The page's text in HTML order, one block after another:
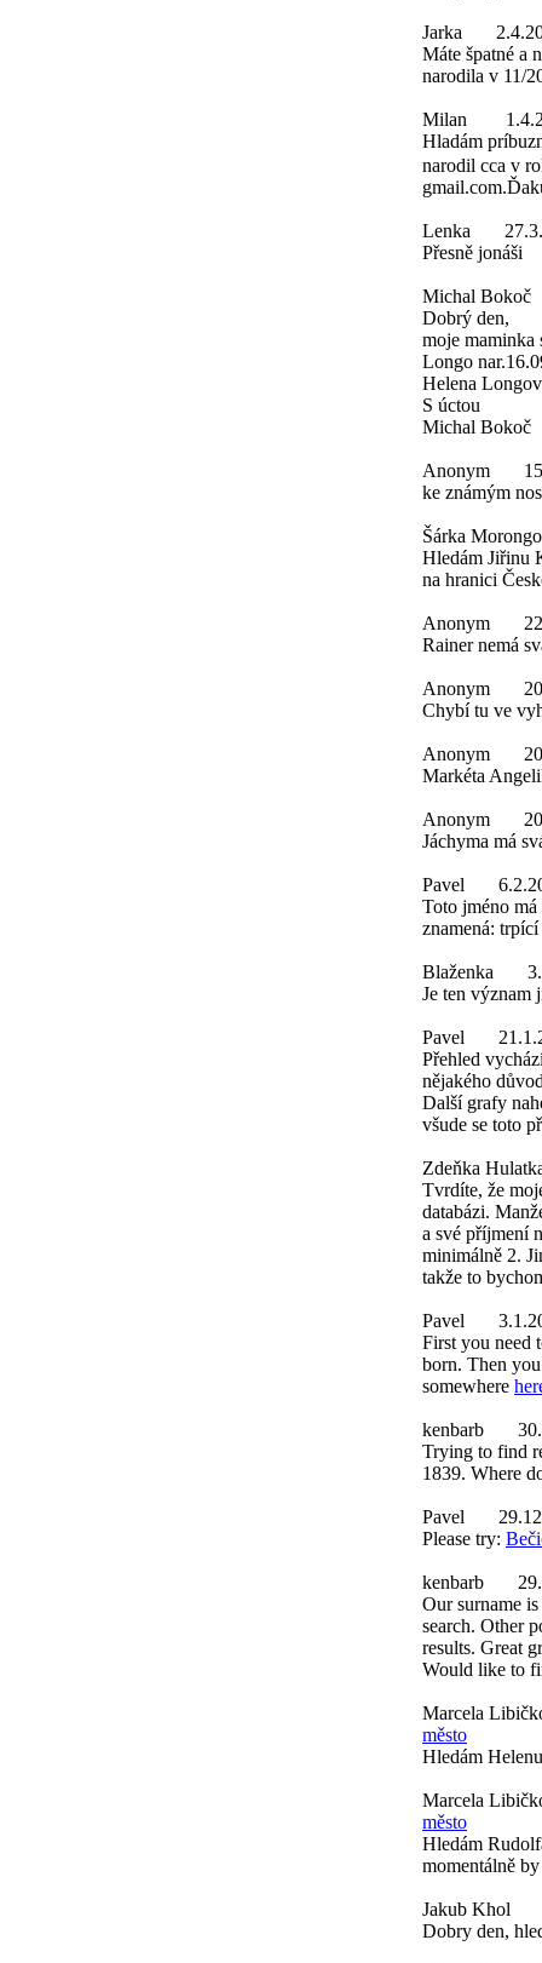
Jarka
Máte špatné a
narodila v 11/
Milan
Hladám
narodil cca v
Lenka
Přesně jonáši
Michal Bokoč
Dobrý den,
moje maminka
Longo
Helena
S úctou
Michal Bokoč
Anonym
ke známým
Šárka
Hledám Jiřinu
na hranici
Anonym
Rainer nemá
Anonym
Chybí tu ve
Anonym
Markéta
Anonym
Jáchyma má
Pavel
Toto jméno
znamená:
Blaženka
Je ten význam
Pavel
Přehled
nějakého
Další grafy
všude se toto
Zdeňka
Tvrdíte, že
databázi.
a své příjmení
minimálně 2.
takže to
Pavel
First you need
born. Then
somewhere
kenbarb
Trying to find
1839. Where
Pavel
Please try:
kenbarb
Our surname
search. Other
results. Great
Would like to
Marcela
město
Hledám
Marcela
město
Hledám
momentálně
Jakub Khol
Dobry den,